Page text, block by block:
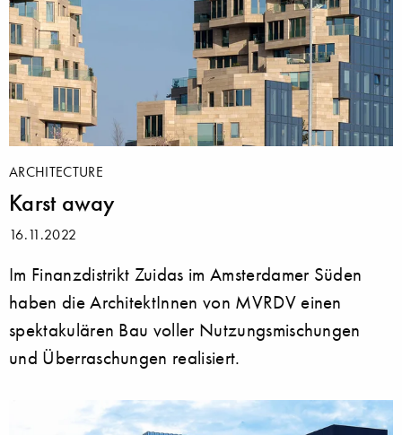
ARCHITECTURE
Karst away
16.11.2022
Im Finanzdistrikt Zuidas im Amsterdamer Süden
haben die ArchitektInnen von MVRDV einen
spektakulären Bau voller Nutzungsmischungen
und Überraschungen realisiert.